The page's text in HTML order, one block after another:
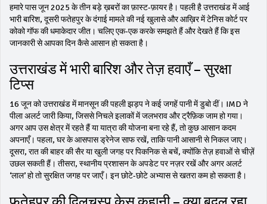
हमारे पास जून 2025 के तीन बड़े ख़बरों का फ़ास्ट‑फ़ायर है। पहली है उत्तराखंड में आई
भारी बारिश, दूसरी फतेहपुर के दंगाई मामले की नई खुलासे और आख़िर में टेनिस कोर्ट पर
कोको गॉफ की धमाकेदार जीत। चलिए एक‑एक करके समझते हैं और देखते हैं कि इस
जानकारी से आपका दिन कैसे आसान हो सकता है।
उत्तराखंड में भारी बारिश और तेज़ हवाएँ – सुरक्षा
टिप्स
16 जून को उत्तराखंड में मानसून की पहली झड़प ने कई जगहें पानी में डुबो दीं। IMD ने
पीला अलर्ट जारी किया, जिससे निचले इलाकों में जलभराव और ट्रैफ़िक जाम हो गया।
अगर आप उस क्षेत्र में रहते हैं या यात्रा की योजना बना रहे हैं, तो कुछ आसान कदम
अपनाएँ। पहला, घर के आसपास ड्रेनेज साफ रखें, ताकि पानी आसानी से निकल जाए।
दूसरा, रात की बाहर की सैर या खुली जगह पर पिकनिक से बचें, क्योंकि तेज़ हवाओं से चीज़ें
उछल सकती हैं। तीसरा, स्थानीय प्रशासन के अपडेट पर नज़र रखें और अगर अलर्ट
‘लाल’ हो तो सुरक्षित जगह पर जाएँ। इन छोटे‑छोटे अभ्यास से खतरा कम हो सकता है।